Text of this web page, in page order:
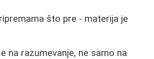
što pre - materija je
na razumevanje, ne samo na